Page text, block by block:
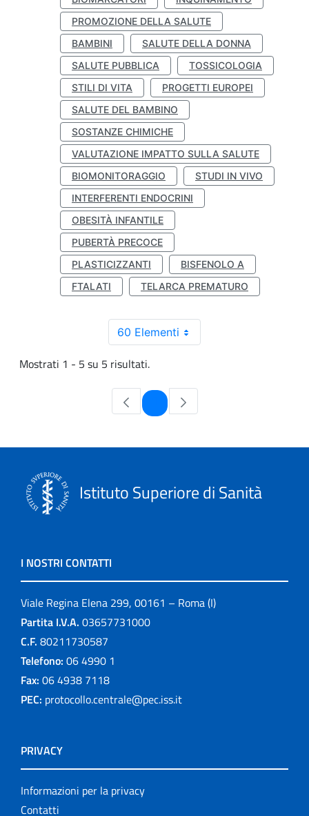
PROMOZIONE DELLA SALUTE
BAMBINI
SALUTE DELLA DONNA
SALUTE PUBBLICA
TOSSICOLOGIA
STILI DI VITA
PROGETTI EUROPEI
SALUTE DEL BAMBINO
SOSTANZE CHIMICHE
VALUTAZIONE IMPATTO SULLA SALUTE
BIOMONITORAGGIO
STUDI IN VIVO
INTERFERENTI ENDOCRINI
OBESITÀ INFANTILE
PUBERTÀ PRECOCE
PLASTICIZZANTI
BISFENOLO A
FTALATI
TELARCA PREMATURO
60 Elementi
Mostrati 1 - 5 su 5 risultati.
Pagina
Istituto Superiore di Sanità
I NOSTRI CONTATTI
Viale Regina Elena 299, 00161 – Roma (I)
Partita I.V.A. 03657731000
C.F. 80211730587
Telefono: 06 4990 1
Fax: 06 4938 7118
PEC: protocollo.centrale@pec.iss.it
PRIVACY
Informazioni per la privacy
Contatti